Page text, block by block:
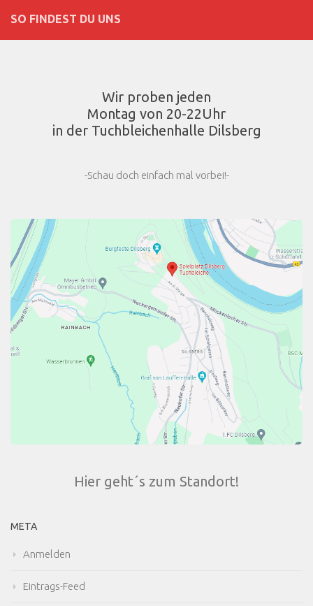
SO FINDEST DU UNS
Wir proben jeden
Montag von 20-22Uhr
in der Tuchbleichenhalle Dilsberg
-Schau doch einfach mal vorbei!-
Hier geht´s zum Standort!
META
Anmelden
Eintrags-Feed